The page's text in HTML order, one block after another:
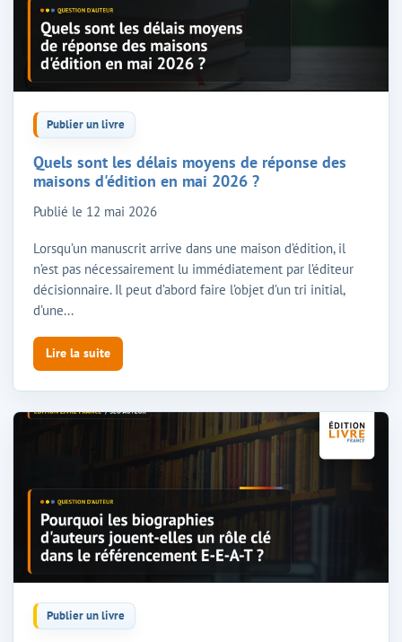
Publier un livre
Quels sont les délais moyens de réponse des
maisons d'édition en mai 2026 ?
Publié le 12 mai 2026
Lorsqu’un manuscrit arrive dans une maison d’édition, il
n’est pas nécessairement lu immédiatement par l’éditeur
décisionnaire. Il peut d’abord faire l’objet d’un tri initial,
d’une...
Lire la suite
Publier un livre